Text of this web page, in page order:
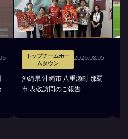
トップチームホー
ムタウン
2026.08.05
沖縄県 沖縄市 八重瀬町 那覇
市 表敬訪問のご報告